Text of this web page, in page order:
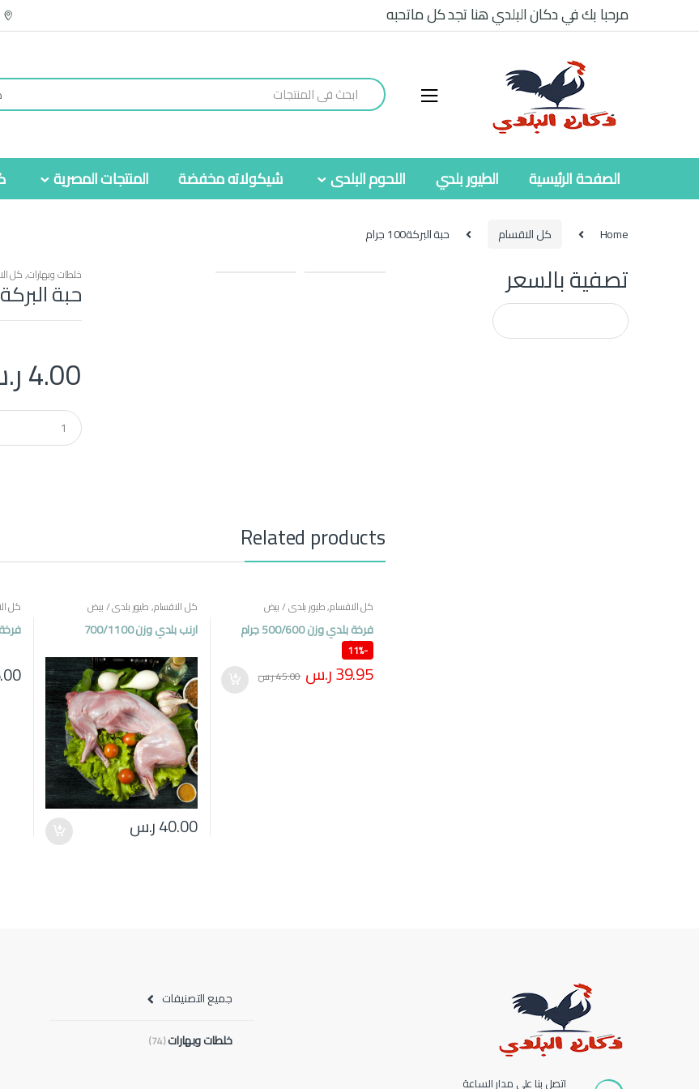
to
to
مرحبا بك في دكان البلدي هنا تجد كل ماتحبه
Search
for:
الصفحة الرئيسية الطيور بلدي اللحوم البلدى شيكولاته مخفضة المنتجات المصرية
Home كل الاقسام حبة البركة100 جرام
خلطات وبهارات,كل
حبة البركة100 جرام
4.00
Q
u
a
Related products
كل الاقسام,طيور بلدي / بيض
فرخة بلدي وزن 500/600 جرام
عدد 2
-
11%
39.95ر.س 45.00ر.س
كل الاقسام,طيور بلدي / بيض
ارنب بلدي وزن 700/1100
40.00ر.س
كل
تصفية بالسعر
اتصل بنا على مدار الساعة
جميع التصنيفات
خلطات وبهارات(74)